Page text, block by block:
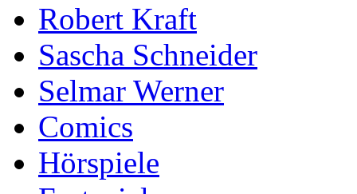
Robert Kraft
Sascha Schneider
Selmar Werner
Comics
Hörspiele